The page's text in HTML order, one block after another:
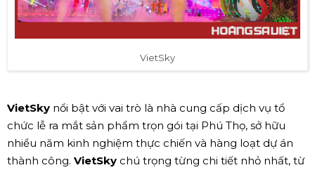
VietSky
VietSky nổi bật với vai trò là nhà cung cấp dịch vụ tổ
chức lễ ra mắt sản phẩm trọn gói tại Phú Thọ, sở hữu
nhiều năm kinh nghiệm thực chiến và hàng loạt dự án
thành công. VietSky chú trọng từng chi tiết nhỏ nhất, từ